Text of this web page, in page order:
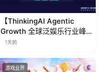
【ThinkingAI Agentic
Growth 全球泛娱乐行业峰
会】Agent 时代，人到底负
1天前
游戏业界